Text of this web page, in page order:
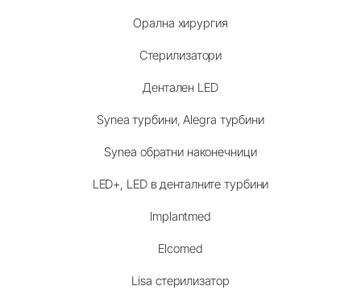
Орална хирургия
Стерилизатори
Дентален LED
Synea турбини, Alegra турбини
Synea обратни наконечници
LED+, LED в денталните турбини
Implantmed
Elcomed
Lisa стерилизатор